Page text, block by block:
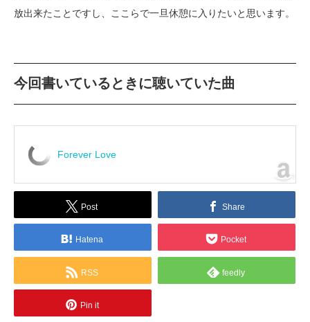
放出来たことですし、ここらで一旦休憩に入りたいと思います。
今回書いているときに聴いていた曲
Forever Love
Post Share
Hatena Pocket
RSS feedly
Pin it